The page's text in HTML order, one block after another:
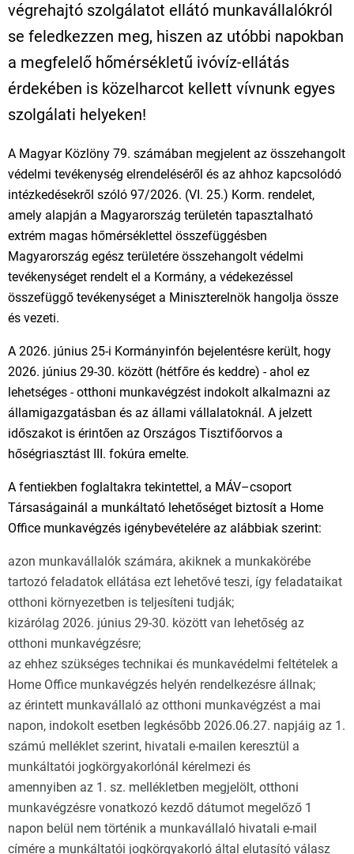
végrehajtó szolgálatot ellátó munkavállalókról
se feledkezzen meg, hiszen az utóbbi napokban
a megfelelő hőmérsékletű ivóvíz-ellátás
érdekében is közelharcot kellett vívnunk egyes
szolgálati helyeken!
A Magyar Közlöny 79. számában megjelent az összehangolt
védelmi tevékenység elrendeléséről és az ahhoz kapcsolódó
intézkedésekről szóló 97/2026. (VI. 25.) Korm. rendelet,
amely alapján a Magyarország területén tapasztalható
extrém magas hőmérséklettel összefüggésben
Magyarország egész területére összehangolt védelmi
tevékenységet rendelt el a Kormány, a védekezéssel
összefüggő tevékenységet a Miniszterelnök hangolja össze
és vezeti.
A 2026. június 25-i Kormányinfón bejelentésre került, hogy
2026. június 29-30. között (hétfőre és keddre) - ahol ez
lehetséges - otthoni munkavégzést indokolt alkalmazni az
államigazgatásban és az állami vállalatoknál. A jelzett
időszakot is érintően az Országos Tisztifőorvos a
hőségriasztást III. fokúra emelte.
A fentiekben foglaltakra tekintettel, a MÁV–csoport
Társaságainál a munkáltató lehetőséget biztosít a Home
Office munkavégzés igénybevételére az alábbiak szerint:
azon munkavállalók számára, akiknek a munkakörébe
tartozó feladatok ellátása ezt lehetővé teszi, így feladataikat
otthoni környezetben is teljesíteni tudják;
kizárólag 2026. június 29-30. között van lehetőség az
otthoni munkavégzésre;
az ehhez szükséges technikai és munkavédelmi feltételek a
Home Office munkavégzés helyén rendelkezésre állnak;
az érintett munkavállaló az otthoni munkavégzést a mai
napon, indokolt esetben legkésőbb 2026.06.27. napjáig az 1.
számú melléklet szerint, hivatali e-mailen keresztül a
munkáltatói jogkörgyakorlónál kérelmezi és
amennyiben az 1. sz. mellékletben megjelölt, otthoni
munkavégzésre vonatkozó kezdő dátumot megelőző 1
napon belül nem történik a munkavállaló hivatali e-mail
címére a munkáltatói jogkörgyakorló által elutasító válasz